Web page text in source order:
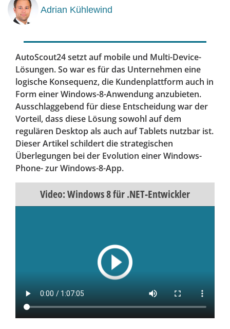
Adrian Kühlewind
AutoScout24 setzt auf mobile und Multi-Device-
Lösungen. So war es für das Unternehmen eine
logische Konsequenz, die Kundenplattform auch in
Form einer Windows-8-Anwendung anzubieten.
Ausschlaggebend für diese Entscheidung war der
Vorteil, dass diese Lösung sowohl auf dem
regulären Desktop als auch auf Tablets nutzbar ist.
Dieser Artikel schildert die strategischen
Überlegungen bei der Evolution einer Windows-
Phone- zur Windows-8-App.
Video: Windows 8 für .NET-Entwickler